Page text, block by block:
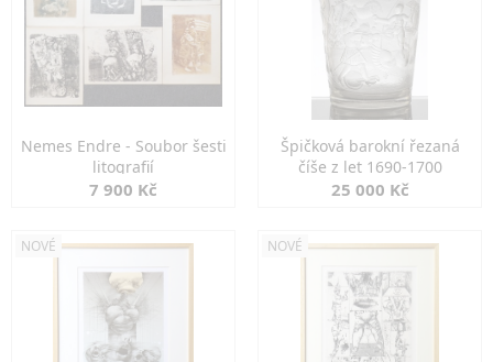
Nemes Endre - Soubor šesti
litografií
7 900 Kč
Špičková barokní řezaná
číše z let 1690-1700
25 000 Kč
NOVÉ NOVÉ